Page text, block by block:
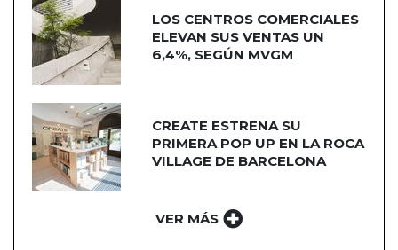
LOS CENTROS COMERCIALES
ELEVAN SUS VENTAS UN
6,4%, SEGÚN MVGM
CREATE ESTRENA SU
PRIMERA POP UP EN LA ROCA
VILLAGE DE BARCELONA
VER MÁS